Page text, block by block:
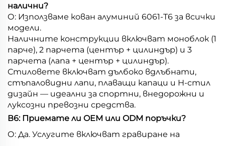
налични?
О: Използваме кован алуминий 6061-T6 за всички
модели.
Наличните конструкции включват моноблок (1
парче), 2 парчета (център + цилиндър) и 3
парчета (лапа + център + цилиндър).
Стиловете включват дълбоко вдлъбнати,
стъпаловидни лапи, плаващи капаци и H-стил
дизайн — идеални за спортни, внедорожни и
луксозни превозни средства.
В6: Приемате ли OEM или ODM поръчки?
О: Да. Услугите включват гравиране на